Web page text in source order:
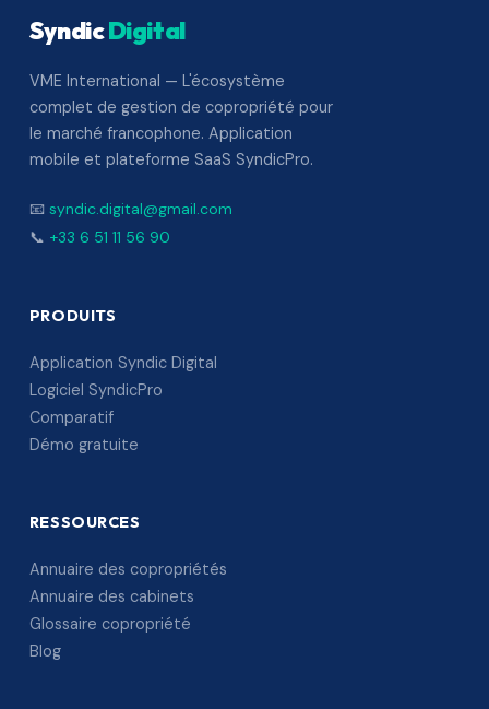
SyndicDigital
VME International — L'écosystème
complet de gestion de copropriété pour
le marché francophone. Application
mobile et plateforme SaaS SyndicPro.
📧 syndic.digital@gmail.com
📞 +33 6 51 11 56 90
PRODUITS
Application Syndic Digital
Logiciel SyndicPro
Comparatif
Démo gratuite
RESSOURCES
Annuaire des copropriétés
Annuaire des cabinets
Glossaire copropriété
Blog